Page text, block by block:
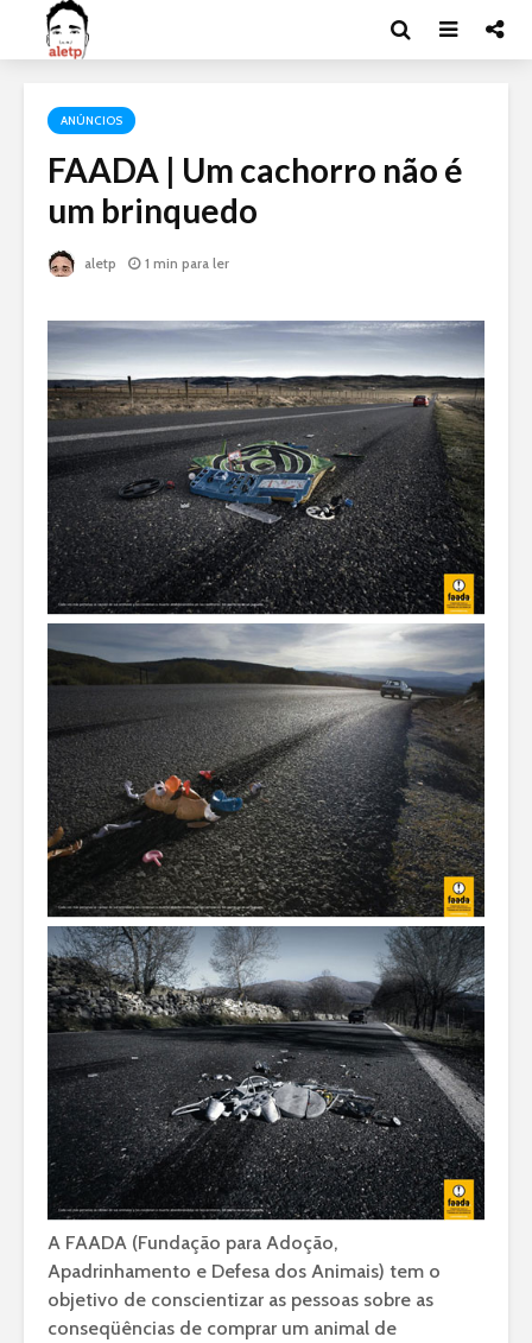
ANÚNCIOS
FAADA | Um cachorro não é
um brinquedo
aletp 1 min para ler
A FAADA (Fundação para Adoção,
Apadrinhamento e Defesa dos Animais) tem o
objetivo de conscientizar as pessoas sobre as
conseqüências de comprar um animal de